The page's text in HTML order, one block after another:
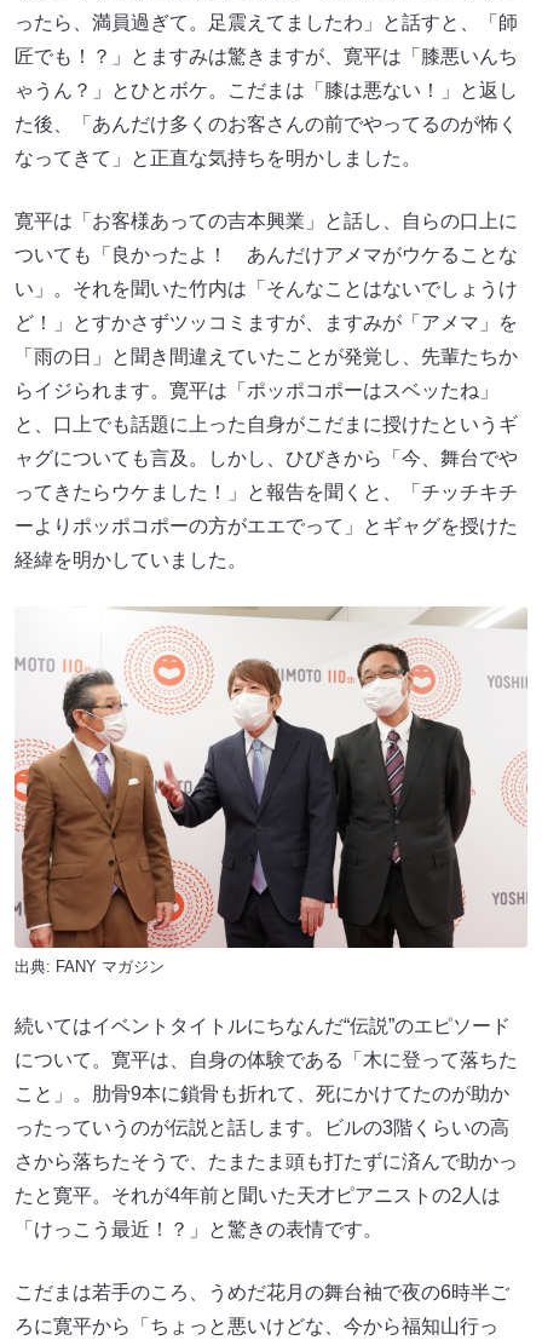
ったら、満員過ぎて。足震えてましたわ」と話すと、「師
匠でも！？」とますみは驚きますが、寛平は「膝悪いんち
ゃうん？」とひとボケ。こだまは「膝は悪ない！」と返し
た後、「あんだけ多くのお客さんの前でやってるのが怖く
なってきて」と正直な気持ちを明かしました。
寛平は「お客様あっての吉本興業」と話し、自らの口上に
ついても「良かったよ！ あんだけアメマがウケることな
い」。それを聞いた竹内は「そんなことはないでしょうけ
ど！」とすかさずツッコミますが、ますみが「アメマ」を
「雨の日」と聞き間違えていたことが発覚し、先輩たちか
らイジられます。寛平は「ポッポコポーはスベッたね」
と、口上でも話題に上った自身がこだまに授けたというギ
ャグについても言及。しかし、ひびきから「今、舞台でや
ってきたらウケました！」と報告を聞くと、「チッチキチ
ーよりポッポコポーの方がエエでって」とギャグを授けた
経緯を明かしていました。
出典: FANY マガジン
続いてはイベントタイトルにちなんだ“伝説”のエピソード
について。寛平は、自身の体験である「木に登って落ちた
こと」。肋骨9本に鎖骨も折れて、死にかけてたのが助か
ったっていうのが伝説と話します。ビルの3階くらいの高
さから落ちたそうで、たまたま頭も打たずに済んで助かっ
たと寛平。それが4年前と聞いた天才ピアニストの2人は
「けっこう最近！？」と驚きの表情です。
こだまは若手のころ、うめだ花月の舞台袖で夜の6時半ご
ろに寛平から「ちょっと悪いけどな、今から福知山行っ